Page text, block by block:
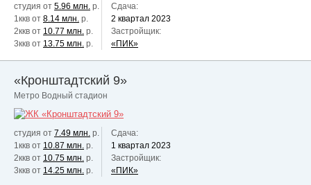
студия от 5.96 млн. р.
1ккв от 8.14 млн. р.
2ккв от 10.77 млн. р.
3ккв от 13.75 млн. р.
Сдача:
2 квартал 2023
Застройщик:
«ПИК»
«Кронштадтский 9»
Метро Водный стадион
студия от 7.49 млн. р.
1ккв от 10.87 млн. р.
2ккв от 10.75 млн. р.
3ккв от 14.25 млн. р.
Сдача:
1 квартал 2023
Застройщик:
«ПИК»